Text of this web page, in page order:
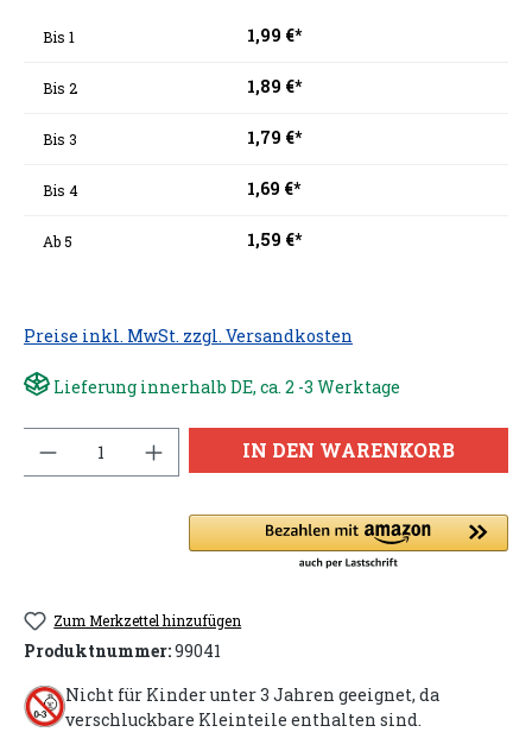
Bis 1 1,99 €*
Bis 2 1,89 €*
Bis 3 1,79 €*
Bis 4 1,69 €*
Ab 5 1,59 €*
Preise inkl. MwSt. zzgl. Versandkosten
Lieferung innerhalb DE, ca. 2 -3 Werktage
IN DEN WARENKORB
Zum Merkzettel hinzufügen
Produktnummer:99041
Nicht für Kinder unter 3 Jahren geeignet, da
verschluckbare Kleinteile enthalten sind.